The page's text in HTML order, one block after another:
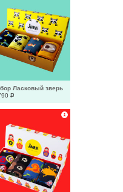
Ласковый зверь
Р